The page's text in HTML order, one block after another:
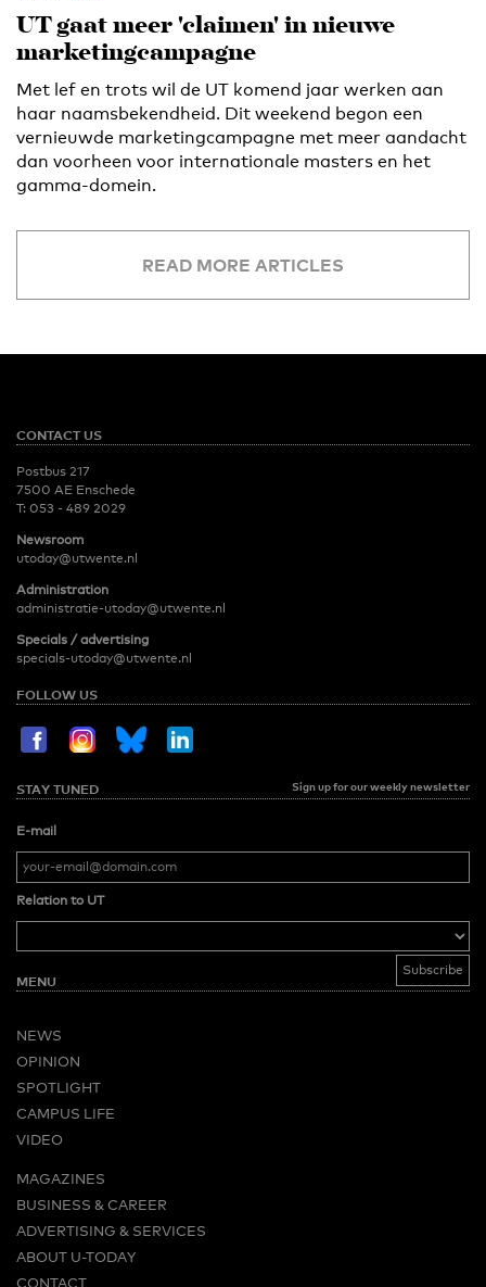
UT gaat meer 'claimen' in nieuwe
marketingcampagne
Met lef en trots wil de UT komend jaar werken aan
haar naamsbekendheid. Dit weekend begon een
vernieuwde marketingcampagne met meer aandacht
dan voorheen voor internationale masters en het
gamma-domein.
READ MORE ARTICLES
CONTACT US
Postbus 217
7500 AE Enschede
T: 053 - 489 2029
Newsroom
utoday@utwente.nl
Administration
administratie-utoday@utwente.nl
Specials / advertising
specials-utoday@utwente.nl
FOLLOW US
STAY TUNED Sign up for our weekly newsletter
E-mail
Relation to UT
MENU
NEWS
OPINION
SPOTLIGHT
CAMPUS LIFE
VIDEO
MAGAZINES
BUSINESS & CAREER
ADVERTISING & SERVICES
ABOUT U-TODAY
CONTACT